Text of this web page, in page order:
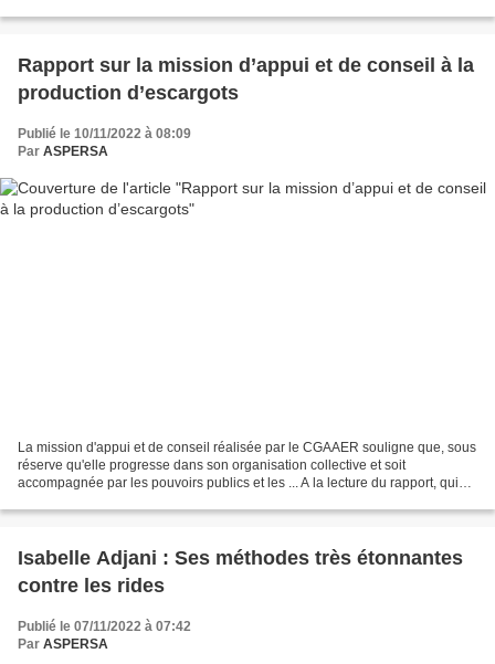
Rapport sur la mission d’appui et de conseil à la
production d’escargots
Publié le 10/11/2022 à 08:09
Par ASPERSA
La mission d'appui et de conseil réalisée par le CGAAER souligne que, sous
réserve qu'elle progresse dans son organisation collective et soit
accompagnée par les pouvoirs publics et les ... A la lecture du rapport, qui
Isabelle Adjani : Ses méthodes très étonnantes
contre les rides
Publié le 07/11/2022 à 07:42
Par ASPERSA